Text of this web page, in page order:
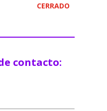
CERRADO
contacto: